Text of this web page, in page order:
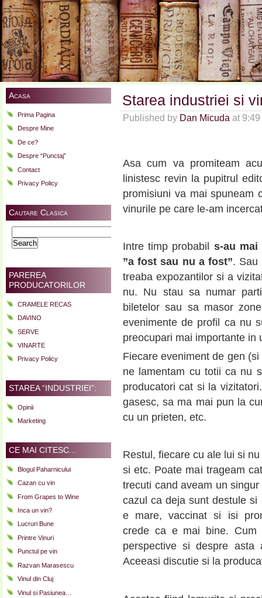
Acasa
Prima Pagina
Despre Mine
De ce?
Despre “Punctaj”
Contact
Privacy Policy
Cautare Clasica
for:
PAREREA
PRODUCATORILOR
CRAMELE RECAS
DAVINO
SERVE
VINARTE
Privacy Policy
STAREA “INDUSTRIEI”:
Opinii
Marketing
CE MAI CITESC...
Blogul Paharnicului
Cazan cu vin
From Grapes to Wine
Inca un vin?
Lucruri Bune
Printre Vinuri
Punctul pe vin
Razvan Marasescu
Vinul din Cluj
Vinul si Pasiunea…
Starea industriei si
Published by Dan Micuda at
Asa cum va promiteam
linistesc revin la pupitrul
promisiuni va mai spuneam
vinurile pe care le-am
Intre timp probabil s-au
”a fost sau nu a fost”. Sau
treaba expozantilor si a
nu. Nu stau sa numar
biletelor sau sa masor
evenimente de profil ca nu
preocupari mai importante in
Fiecare eveniment de gen
ne lamentam cu totii ca nu
producatori cat si la
gasesc, sa ma mai pun la
cu un prieten, etc.
Restul, fiecare cu ale lui si
si etc. Poate mai trageam
trecuti cand aveam un
cazul ca deja sunt destule
e mare, vaccinat si isi
crede ca e mai bine.
perspective si despre
Aceeasi discutie si la